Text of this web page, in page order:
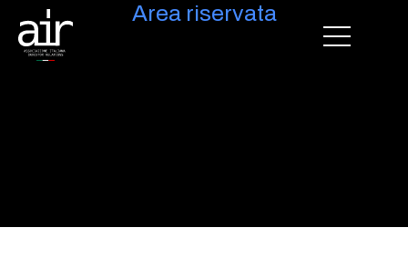
Area riservata